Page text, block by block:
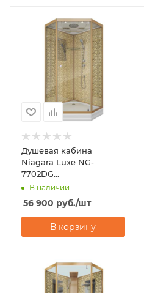
Душевая кабина
Niagara Luxe NG-
7702DG
(1000x1000х2100)
В наличии
56 900 руб./шт
В корзину